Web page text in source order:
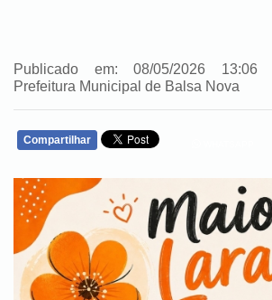
Publicado em: 08/05/2026 13:06
Prefeitura Municipal de Balsa Nova
Compartilhar